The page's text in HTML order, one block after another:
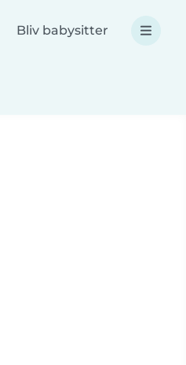
Bliv babysitter